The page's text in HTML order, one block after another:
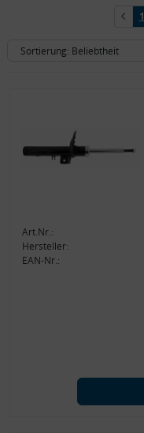
1
Art.Nr.:
Hersteller:
EAN-Nr.: